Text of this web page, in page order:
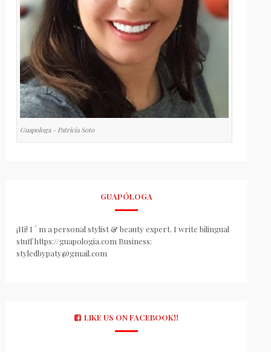
Guapologa - Patricia Soto
GUAPÓLOGA
¡Hi! I ´ m a personal stylist & beauty expert. I write bilingual
stuff https://guapologia.com Business:
styledbypaty@gmail.com
LIKE US ON FACEBOOK!!